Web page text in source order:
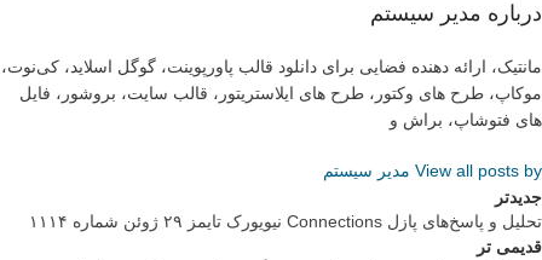
درباره مدیر سیستم
مانتیک، ارائه دهنده فضایی برای دانلود قالب پاورپوینت، گوگل اسلاید، کی‌نوت،
موکاپ، طرح های وکتور، طرح های ایلاستریتور، قالب سایت، بروشور، فایل
های فتوشاپ، براش و
View all posts by مدیر سیستم
جدیدتر
تحلیل و پاسخ‌های پازل Connections نیویورک تایمز ۲۹ ژوئن شماره ۱۱۱۴
قدیمی تر